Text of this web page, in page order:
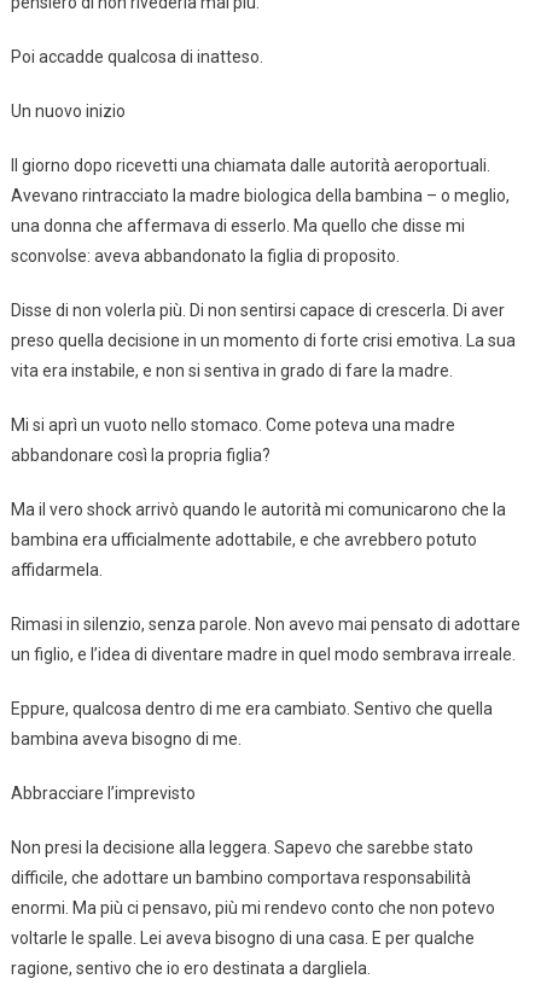
Poi accadde qualcosa di inatteso.
Un nuovo inizio
Il giorno dopo ricevetti una chiamata dalle autorità aeroportuali.
Avevano rintracciato la madre biologica della bambina – o meglio,
una donna che affermava di esserlo. Ma quello che disse mi
sconvolse: aveva abbandonato la figlia di proposito.
Disse di non volerla più. Di non sentirsi capace di crescerla. Di aver
preso quella decisione in un momento di forte crisi emotiva. La sua
vita era instabile, e non si sentiva in grado di fare la madre.
Mi si aprì un vuoto nello stomaco. Come poteva una madre
abbandonare così la propria figlia?
Ma il vero shock arrivò quando le autorità mi comunicarono che la
bambina era ufficialmente adottabile, e che avrebbero potuto
affidarmela.
Rimasi in silenzio, senza parole. Non avevo mai pensato di adottare
un figlio, e l’idea di diventare madre in quel modo sembrava irreale.
Eppure, qualcosa dentro di me era cambiato. Sentivo che quella
bambina aveva bisogno di me.
Abbracciare l’imprevisto
Non presi la decisione alla leggera. Sapevo che sarebbe stato
difficile, che adottare un bambino comportava responsabilità
enormi. Ma più ci pensavo, più mi rendevo conto che non potevo
voltarle le spalle. Lei aveva bisogno di una casa. E per qualche
ragione, sentivo che io ero destinata a dargliela.